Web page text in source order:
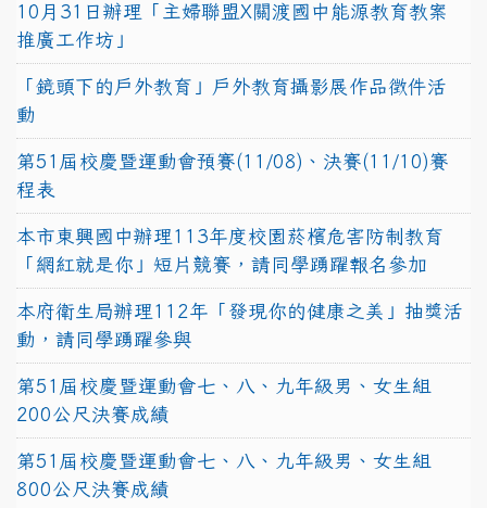
10月31日辦理「主婦聯盟X關渡國中能源教育教案
推廣工作坊」
「鏡頭下的戶外教育」戶外教育攝影展作品徵件活
動
第51屆校慶暨運動會預賽(11/08)、決賽(11/10)賽
程表
本市東興國中辦理113年度校園菸檳危害防制教育
「網紅就是你」短片競賽，請同學踴躍報名參加
本府衛生局辦理112年「發現你的健康之美」抽獎活
動，請同學踴躍參與
第51屆校慶暨運動會七、八、九年級男、女生組
200公尺決賽成績
第51屆校慶暨運動會七、八、九年級男、女生組
800公尺決賽成績